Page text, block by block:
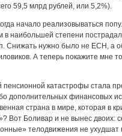
59,5 млрд рублей, или 5,2%).
начало реализовываться
наибольшей степени
Снижать нужно было не ЕСН, а
А теперь покажите мне
катастрофы стала
дополнительных финансовых
страна в мире, которая в
Вот Боливар и не вынес двоих:
телодвижения не